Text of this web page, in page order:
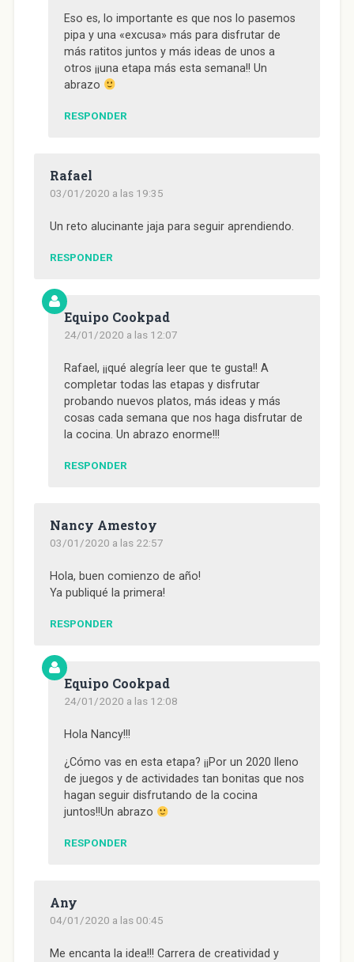
Eso es, lo importante es que nos lo pasemos
pipa y una «excusa» más para disfrutar de
más ratitos juntos y más ideas de unos a
otros ¡¡una etapa más esta semana!! Un
abrazo
RESPONDER
Rafael
03/01/2020 a las 19:35
Un reto alucinante jaja para seguir aprendiendo.
RESPONDER
Equipo Cookpad
24/01/2020 a las 12:07
Rafael, ¡¡qué alegría leer que te gusta!! A
completar todas las etapas y disfrutar
probando nuevos platos, más ideas y más
cosas cada semana que nos haga disfrutar de
la cocina. Un abrazo enorme!!!
RESPONDER
Nancy Amestoy
03/01/2020 a las 22:57
Hola, buen comienzo de año!
Ya publiqué la primera!
RESPONDER
Equipo Cookpad
24/01/2020 a las 12:08
Hola Nancy!!!
¿Cómo vas en esta etapa? ¡¡Por un 2020 lleno
de juegos y de actividades tan bonitas que nos
hagan seguir disfrutando de la cocina
juntos!!Un abrazo
RESPONDER
Any
04/01/2020 a las 00:45
Me encanta la idea!!! Carrera de creatividad y